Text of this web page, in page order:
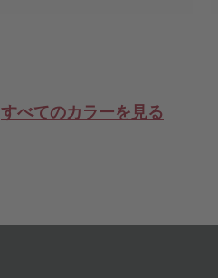
すべてのカラーを見る